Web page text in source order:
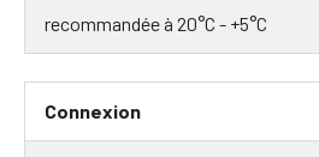
recommandée à 20°C - +5°C
Connexion